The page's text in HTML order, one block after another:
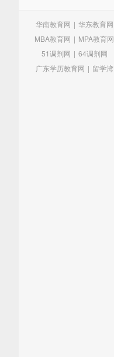
华南教育网 | 华东教育网
MBA教育网 | MPA教育网
51调剂网 | 64调剂网
广东学历教育网 | 留学湾